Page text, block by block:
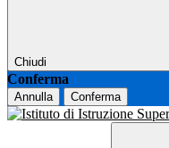
Chiudi
Conferma
Annulla Conferma